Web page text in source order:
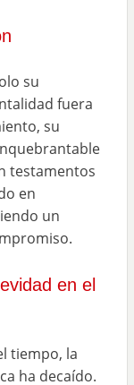
su
fuera
su
testamentos
en
un
en el
tiempo, la
ha decaído.